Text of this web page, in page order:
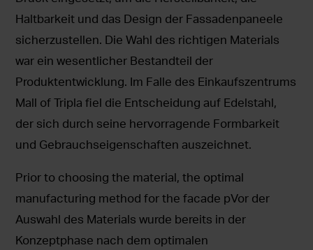
Haltbarkeit und das Design der Fassadenpaneele
sicherzustellen. Die Wahl des richtigen Materials
war ein wesentlicher Bestandteil der
Produktentwicklung. Im Falle des Einkaufszentrums
Mall of Tripla fiel die Entscheidung auf Edelstahl,
der sich durch seine hervorragende Formbarkeit
und Gebrauchseigenschaften auszeichnet.
Prior to choosing the material, the optimal
manufacturing method for the facade pVor der
Auswahl des Materials wurde bereits in der
Konzeptphase nach dem optimalen